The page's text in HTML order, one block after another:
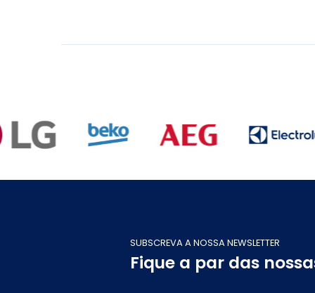
SUBSCREVA A NOSSA NEWSLETTER
Fique a par das